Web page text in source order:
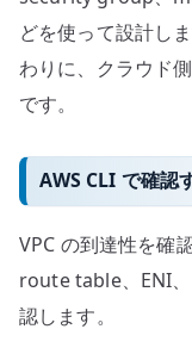
どを使って設計し
わりに、クラウド
です。
AWS CLI で確認
VPC の到達性を確
route table、ENI
認します。